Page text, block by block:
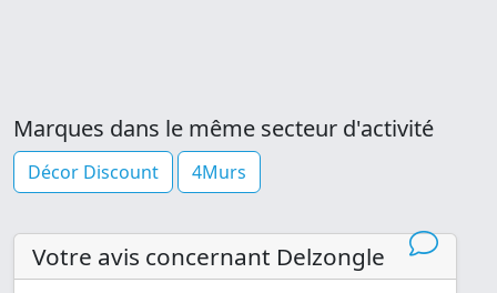
Marques dans le même secteur d'activité
Décor Discount 4Murs
Votre avis concernant Delzongle